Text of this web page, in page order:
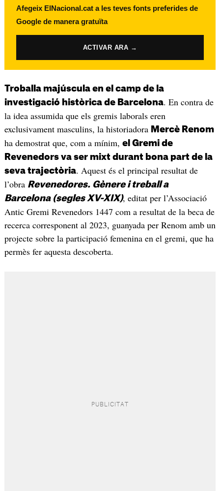
Afegeix ElNacional.cat a les teves fonts preferides de
Google de manera gratuïta
ACTIVAR ARA →
Troballa majúscula en el camp de la
investigació històrica de Barcelona. En contra de
la idea assumida que els gremis laborals eren
exclusivament masculins, la historiadora Mercè Renom
ha demostrat que, com a mínim, el Gremi de
Revenedors va ser mixt durant bona part de la
seva trajectòria. Aquest és el principal resultat de
l’obra Revenedores. Gènere i treball a
Barcelona (segles XV-XIX), editat per l’Associació
Antic Gremi Revenedors 1447 com a resultat de la beca de
recerca corresponent al 2023, guanyada per Renom amb un
projecte sobre la participació femenina en el gremi, que ha
permès fer aquesta descoberta.